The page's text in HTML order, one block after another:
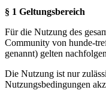
§ 1 Geltungsbereich
Für die Nutzung des
Community von hunde-
genannt) gelten
Die Nutzung ist nur
Nutzungsbedingungen